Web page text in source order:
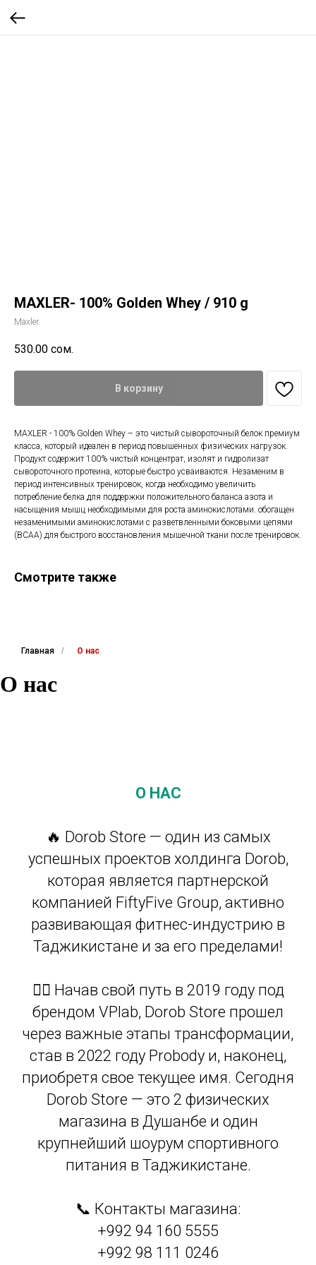
MAXLER- 100% Golden Whey / 910 g
Maxler
530.00 сом.
В корзину
MAXLER - 100% Golden Whey – это чистый сывороточный белок премиум
класса, который идеален в период повышенных физических нагрузок.
Продукт содержит 100% чистый концентрат, изолят и гидролизат
сывороточного протеина, которые быстро усваиваются. Незаменим в
период интенсивных тренировок, когда необходимо увеличить
потребление белка для поддержки положительного баланса азота и
насыщения мышц необходимыми для роста аминокислотами. обогащен
незаменимыми аминокислотами с разветвленными боковыми цепями
(BCAA) для быстрого восстановления мышечной ткани после тренировок.
Смотрите также
Главная / О нас
О нас
О НАС
🔥 Dorob Store — один из самых
успешных проектов холдинга Dorob,
которая является партнерской
компанией FiftyFive Group, активно
развивающая фитнес-индустрию в
Таджикистане и за его пределами!
🏋️‍♂️ Начав свой путь в 2019 году под
брендом VPlab, Dorob Store прошел
через важные этапы трансформации,
став в 2022 году Probody и, наконец,
приобретя свое текущее имя. Сегодня
Dorob Store — это 2 физических
магазина в Душанбе и один
крупнейший шоурум спортивного
питания в Таджикистане.
📞 Контакты магазина:
+992 94 160 5555
+992 98 111 0246